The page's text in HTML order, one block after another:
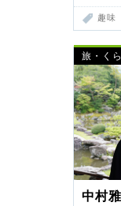
趣味
旅・く
中村